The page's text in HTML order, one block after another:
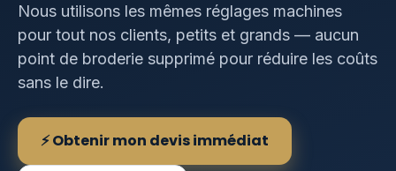
Nous utilisons les mêmes réglages machines
pour tout nos clients, petits et grands — aucun
point de broderie supprimé pour réduire les coûts
sans le dire.
⚡ Obtenir mon devis immédiat